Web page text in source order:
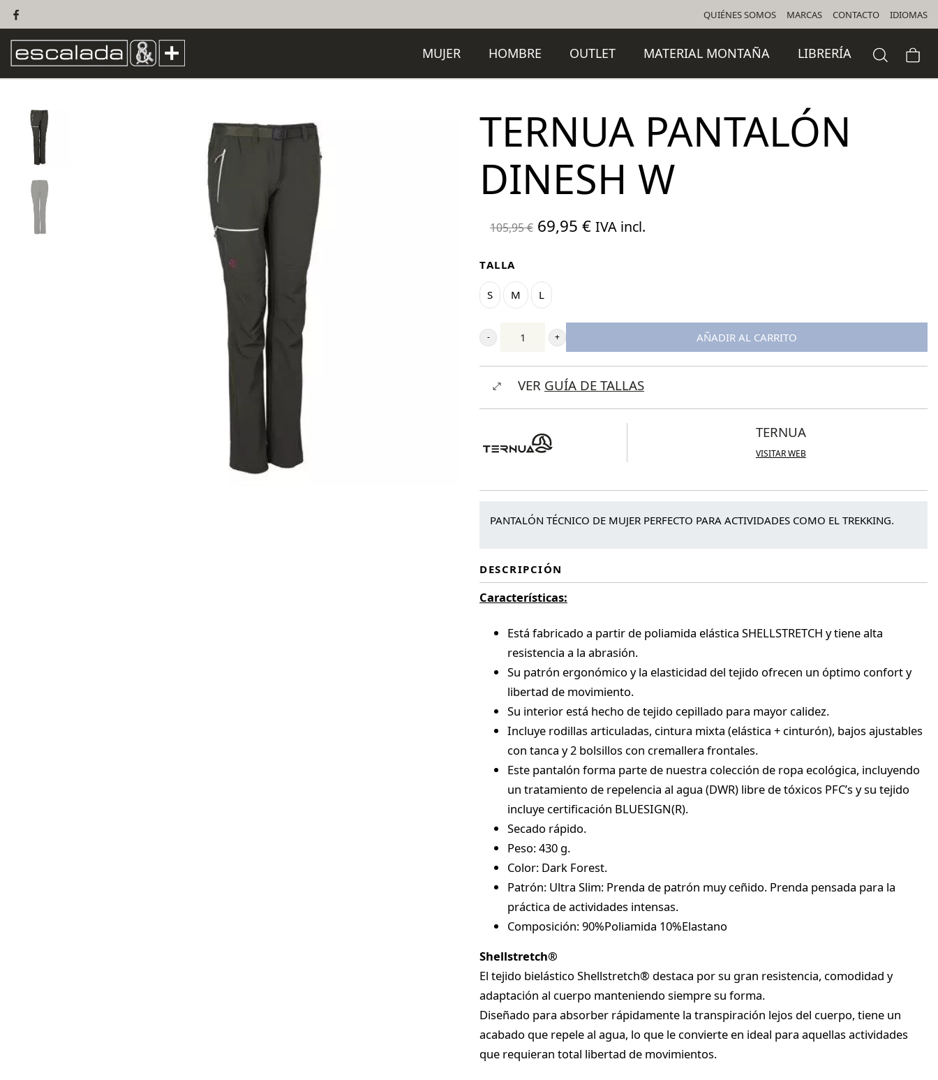
QUIÉNES SOMOS MARCAS CONTACTO IDIOMAS
MUJER HOMBRE OUTLET MATERIAL MONTAÑA LIBRERÍA
TERNUA PANTALÓN
DINESH W
105,95€ El
era:
105,95 €.
69,95 €El
IVA incl.
TALLA
S M L
Ternua
Pantalón
Dinesh
W
AÑADIR AL CARRITO
VER GUÍA DE TALLAS
TERNUA
VISITAR WEB
PANTALÓN TÉCNICO DE MUJER PERFECTO PARA ACTIVIDADES COMO EL TREKKING.
DESCRIPCIÓN
Características:
Está fabricado a partir de poliamida elástica SHELLSTRETCH y tiene alta
resistencia a la abrasión.
Su patrón ergonómico y la elasticidad del tejido ofrecen un óptimo confort y
libertad de movimiento.
Su interior está hecho de tejido cepillado para mayor calidez.
Incluye rodillas articuladas, cintura mixta (elástica + cinturón), bajos ajustables
con tanca y 2 bolsillos con cremallera frontales.
Este pantalón forma parte de nuestra colección de ropa ecológica, incluyendo
un tratamiento de repelencia al agua (DWR) libre de tóxicos PFC’s y su tejido
incluye certificación BLUESIGN(R).
Secado rápido.
Peso: 430 g.
Color: Dark Forest.
Patrón: Ultra Slim: Prenda de patrón muy ceñido. Prenda pensada para la
práctica de actividades intensas.
Composición: 90%Poliamida 10%Elastano
Shellstretch®
El tejido bielástico Shellstretch® destaca por su gran resistencia, comodidad y
adaptación al cuerpo manteniendo siempre su forma.
Diseñado para absorber rápidamente la transpiración lejos del cuerpo, tiene un
acabado que repele al agua, lo que le convierte en ideal para aquellas actividades
que requieran total libertad de movimientos.